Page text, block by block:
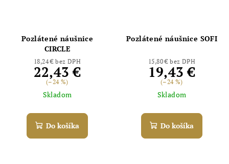
Pozlátené náušnice
CIRCLE
18,24 € bez DPH
22,43 €
(–24 %)
Skladom
Do košíka
Pozlátené náušnice SOFI
15,80 € bez DPH
19,43 €
(–24 %)
Skladom
Do košíka